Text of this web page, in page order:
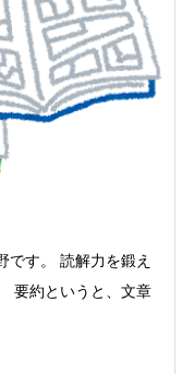
です。 読解力を鍛え
要約というと、文章